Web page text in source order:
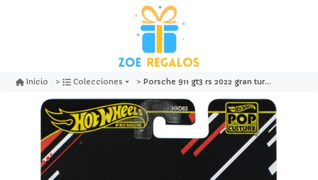
Inicio Colecciones Porsche 911 gt3 rs 2022 gran turismo pop culture - hot wheels premium